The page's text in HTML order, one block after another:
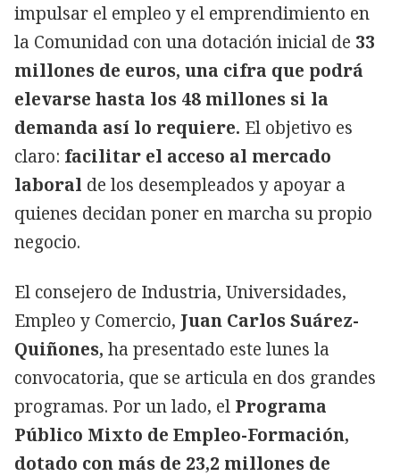
impulsar el empleo y el emprendimiento en
la Comunidad con una dotación inicial de 33
millones de euros, una cifra que podrá
elevarse hasta los 48 millones si la
demanda así lo requiere. El objetivo es
claro: facilitar el acceso al mercado
laboral de los desempleados y apoyar a
quienes decidan poner en marcha su propio
negocio.
El consejero de Industria, Universidades,
Empleo y Comercio, Juan Carlos Suárez-
Quiñones, ha presentado este lunes la
convocatoria, que se articula en dos grandes
programas. Por un lado, el Programa
Público Mixto de Empleo-Formación,
dotado con más de 23,2 millones de